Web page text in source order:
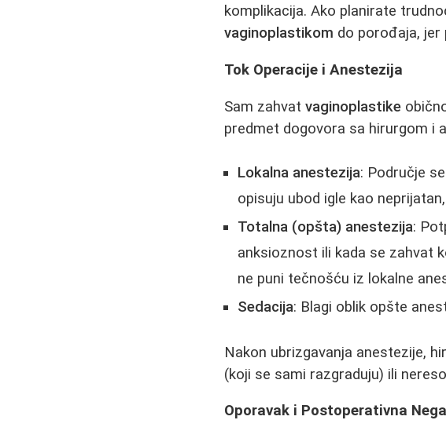
komplikacija. Ako planirate
vaginoplastikom do porođaja,
Tok Operacije i Anestezija
Sam zahvatvaginoplastike
predmet dogovora sa hirurgom i
Lokalna anestezija: Područje
opisuju ubod igle kao
Totalna (opšta) anestezija:
anksioznost ili kada se zahvat
ne puni tečnošću iz lokalne
Sedacija: Blagi oblik opšte
Nakon ubrizgavanja anestezije,
(koji se sami razgraduju) ili
Oporavak i Postoperativna Nega